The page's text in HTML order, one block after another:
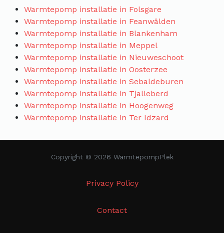
Warmtepomp installatie in Folsgare
Warmtepomp installatie in Feanwâlden
Warmtepomp installatie in Blankenham
Warmtepomp installatie in Meppel
Warmtepomp installatie in Nieuweschoot
Warmtepomp installatie in Oosterzee
Warmtepomp installatie in Sebaldeburen
Warmtepomp installatie in Tjalleberd
Warmtepomp installatie in Hoogenweg
Warmtepomp installatie in Ter Idzard
Copyright © 2026 WarmtepompPlek
Privacy Policy
Contact